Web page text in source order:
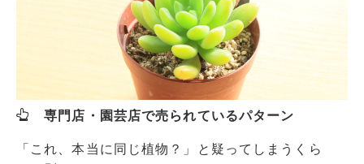
専門店・園芸店で売られているパターン
「これ、本当に同じ植物？」と疑ってしまうくら